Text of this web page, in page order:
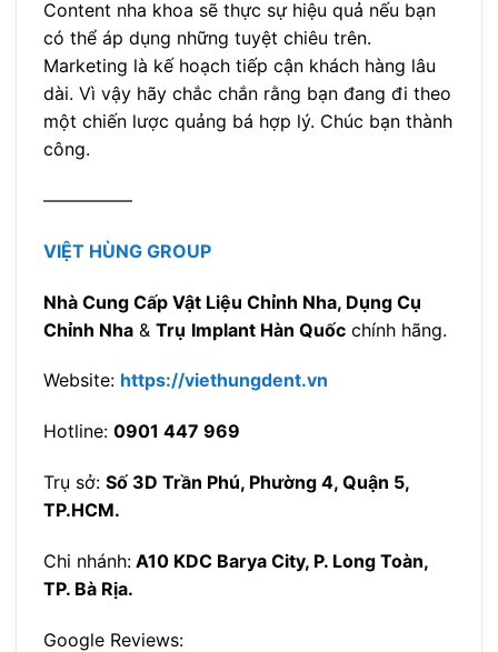
Content nha khoa sẽ thực sự hiệu quả nếu bạn
có thể áp dụng những tuyệt chiêu trên.
Marketing là kế hoạch tiếp cận khách hàng lâu
dài. Vì vậy hãy chắc chắn rằng bạn đang đi theo
một chiến lược quảng bá hợp lý. Chúc bạn thành
công.
—————
VIỆT HÙNG GROUP
Nhà Cung Cấp Vật Liệu Chỉnh Nha, Dụng Cụ
Chỉnh Nha & Trụ Implant Hàn Quốc chính hãng.
Website: https://viethungdent.vn
Hotline: 0901 447 969
Trụ sở: Số 3D Trần Phú, Phường 4, Quận 5,
TP.HCM.
Chi nhánh: A10 KDC Barya City, P. Long Toàn,
TP. Bà Rịa.
Google Reviews: